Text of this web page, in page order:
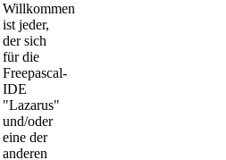
Willkommen
ist jeder,
der sich
für die
Freepascal-
IDE
"Lazarus"
und/oder
eine der
anderen